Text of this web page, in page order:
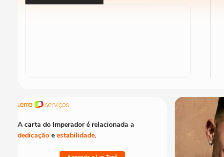
A carta do Imperador é relacionada a
dedicação e estabilidade.